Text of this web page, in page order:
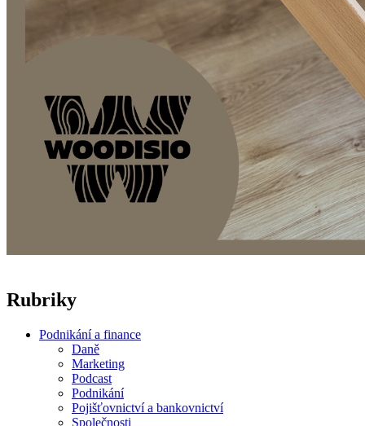
Rubriky
Podnikání a finance
Daně
Marketing
Podcast
Podnikání
Pojišťovnictví a bankovnictví
Společnosti